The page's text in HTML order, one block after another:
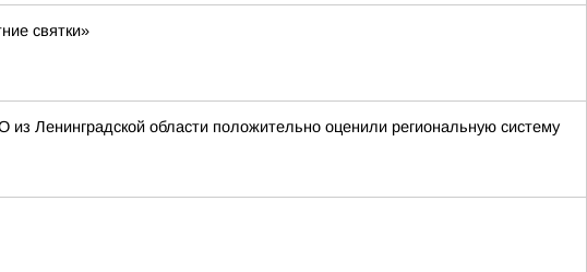
святки»
Ленинградской области положительно оценили региональную систему